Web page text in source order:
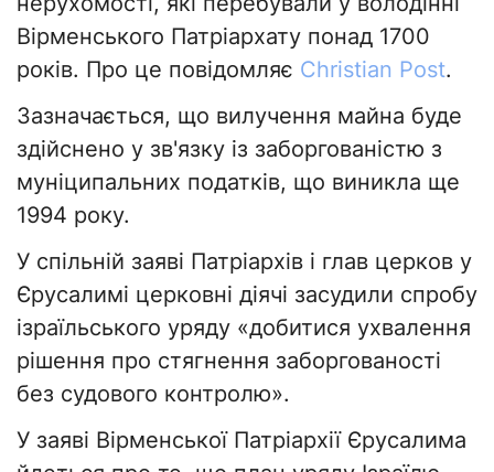
Вірменського Патріархату понад 1700
років. Про це повідомляє Christian Post.
Зазначається, що вилучення майна буде
здійснено у зв'язку із заборгованістю з
муніципальних податків, що виникла ще
1994 року.
У спільній заяві Патріархів і глав церков у
Єрусалимі церковні діячі засудили спробу
ізраїльського уряду «добитися ухвалення
рішення про стягнення заборгованості
без судового контролю».
У заяві Вірменської Патріархії Єрусалима